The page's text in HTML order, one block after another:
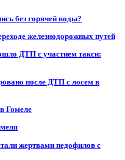
без горячей воды?
железнодорожных путей
ДТП с участием такси:
после ДТП с лосем в
Гомеле
жертвами педофилов с